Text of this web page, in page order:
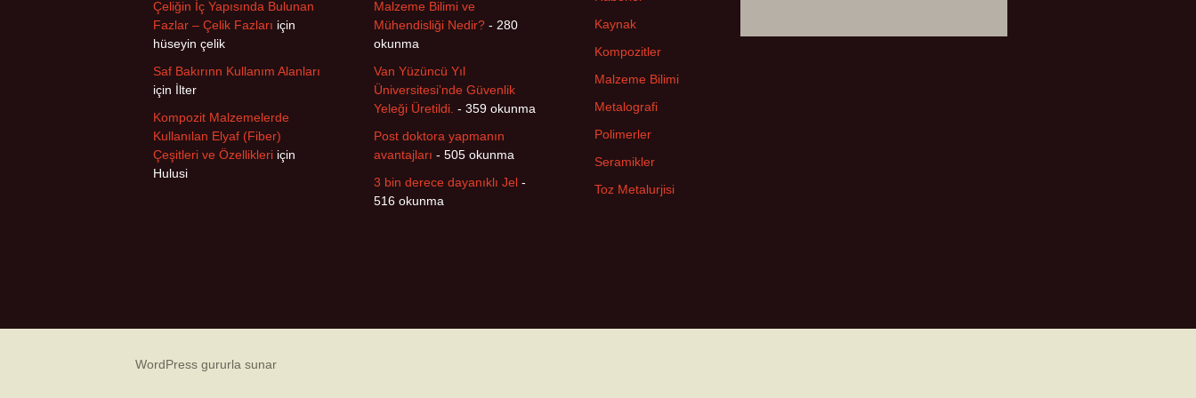
Çeliğin İç Yapısında Bulunan
Fazlar – Çelik Fazları için
hüseyin çelik
Saf Bakırınn Kullanım Alanları
için İlter
Kompozit Malzemelerde
Kullanılan Elyaf (Fiber)
Çeşitleri ve Özellikleri için
Hulusi
Malzeme Bilimi ve
Mühendisliği Nedir? - 280
okunma
Van Yüzüncü Yıl
Üniversitesi’nde Güvenlik
Yeleği Üretildi. - 359 okunma
Post doktora yapmanın
avantajları - 505 okunma
3 bin derece dayanıklı Jel -
516 okunma
Kaynak
Kompozitler
Malzeme Bilimi
Metalografi
Polimerler
Seramikler
Toz Metalurjisi
WordPress gururla sunar